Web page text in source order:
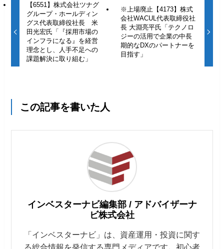
【6551】株式会社ツナグ
グループ・ホールディン
グス代表取締役社長 米
田光宏氏「『採用市場の
インフラになる』を経営
理念とし、人手不足への
課題解決に取り組む」
※上場廃止【4173】株式
会社WACUL代表取締役社
長 大淵亮平氏「テクノロ
ジーの活用で企業の中長
期的なDXのパートナーを
目指す」
この記事を書いた人
インベスターナビ編集部 / アドバイザーナ
ビ株式会社
「インベスターナビ」は、資産運用・投資に関す
る総合情報を発信する専門メディアです。初心者